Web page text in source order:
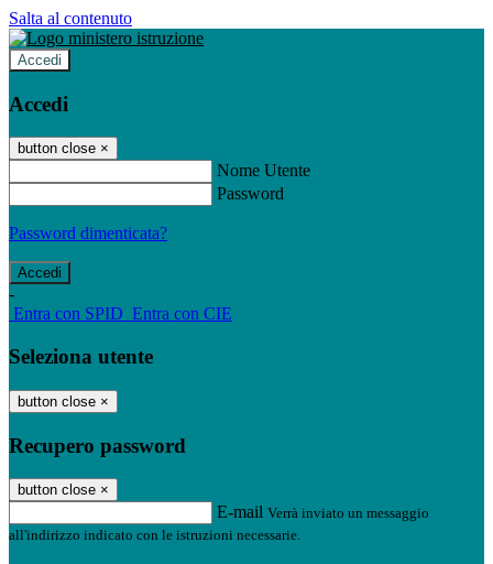
Salta al contenuto
Accedi
Accedi
button close ×
Nome Utente
Password
Password dimenticata?
-
Entra con SPID Entra con CIE
Seleziona utente
button close ×
Recupero password
button close ×
E-mail Verrà inviato un messaggio
all'indirizzo indicato con le istruzioni necessarie.